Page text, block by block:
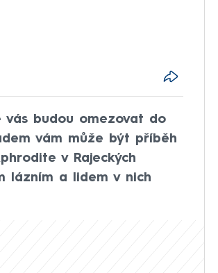
vás budou omezovat do
vám může být příběh
v Rajeckých
lázním a lidem v nich